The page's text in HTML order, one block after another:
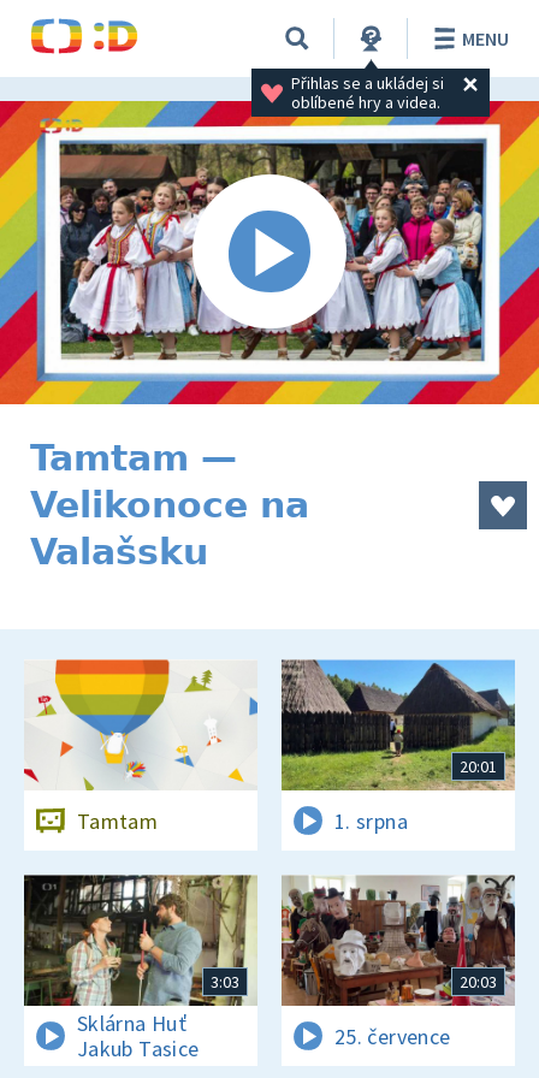
Přihlas se a ukládej si
oblíbené hry a videa.
MENU
Tamtam —
Velikonoce na
Valašsku
Tamtam
20:01
1. srpna
3:03
Sklárna Huť
Jakub Tasice
20:03
25. července